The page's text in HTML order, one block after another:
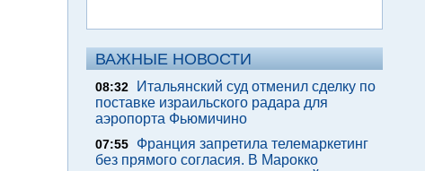
ВАЖНЫЕ НОВОСТИ
08:32
Итальянский суд отменил сделку по
поставке израильского радара для
аэропорта Фьюмичино
07:55
Франция запретила телемаркетинг
без прямого согласия. В Марокко